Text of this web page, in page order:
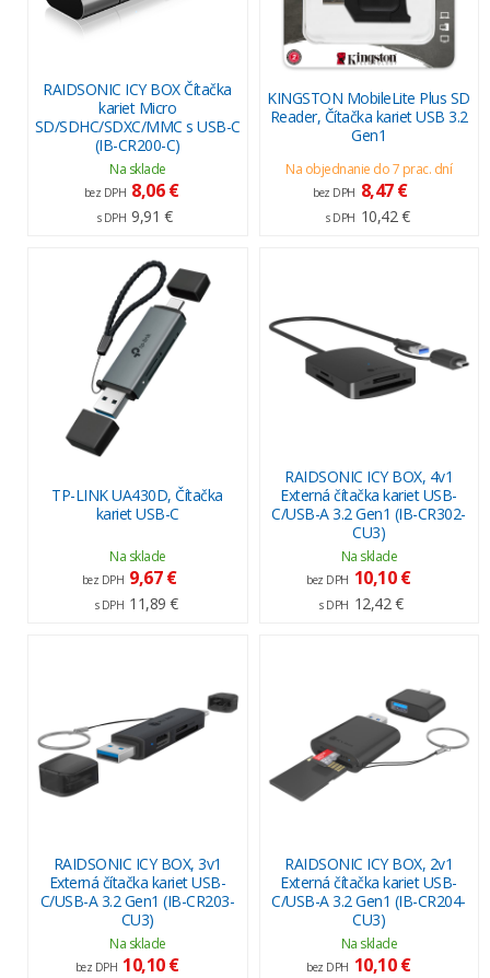
RAIDSONIC ICY BOX Čítačka
kariet Micro
SD/SDHC/SDXC/MMC s USB-C
(IB-CR200-C)
Na sklade
bez DPH 8,06 €
s DPH 9,91 €
KINGSTON MobileLite Plus SD
Reader, Čítačka kariet USB 3.2
Gen1
Na objednanie do 7 prac. dní
bez DPH 8,47 €
s DPH 10,42 €
TP-LINK UA430D, Čítačka
kariet USB-C
Na sklade
bez DPH 9,67 €
s DPH 11,89 €
RAIDSONIC ICY BOX, 4v1
Externá čítačka kariet USB-
C/USB-A 3.2 Gen1 (IB-CR302-
CU3)
Na sklade
bez DPH 10,10 €
s DPH 12,42 €
RAIDSONIC ICY BOX, 3v1
Externá čítačka kariet USB-
C/USB-A 3.2 Gen1 (IB-CR203-
CU3)
Na sklade
bez DPH 10,10 €
RAIDSONIC ICY BOX, 2v1
Externá čítačka kariet USB-
C/USB-A 3.2 Gen1 (IB-CR204-
CU3)
Na sklade
bez DPH 10,10 €